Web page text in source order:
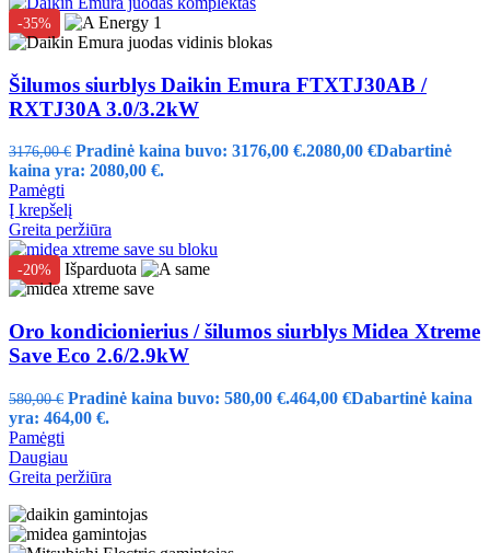
-35%
Šilumos siurblys Daikin Emura FTXTJ30AB /
RXTJ30A 3.0/3.2kW
3176,00€ Pradinė kaina buvo: 3176,00 €.2080,00 €Dabartinė
kaina yra: 2080,00 €.
Pamėgti
Į krepšelį
Greita peržiūra
-20% Išparduota
Oro kondicionierius / šilumos siurblys Midea Xtreme
Save Eco 2.6/2.9kW
580,00€ Pradinė kaina buvo: 580,00 €.464,00 €Dabartinė kaina
yra: 464,00 €.
Pamėgti
Daugiau
Greita peržiūra